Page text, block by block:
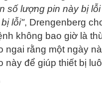
số lượng pin này bị
lỗi", Drengenberg
không bao giờ là
ngai rằng một ngày
này để giúp thiết bị